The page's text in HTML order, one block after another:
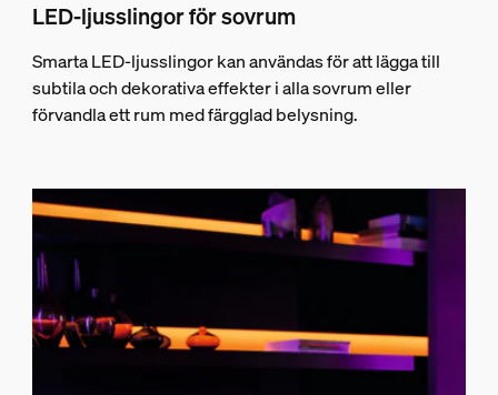
LED-ljusslingor för sovrum
Smarta LED-ljusslingor kan användas för att lägga till
subtila och dekorativa effekter i alla sovrum eller
förvandla ett rum med färgglad belysning.